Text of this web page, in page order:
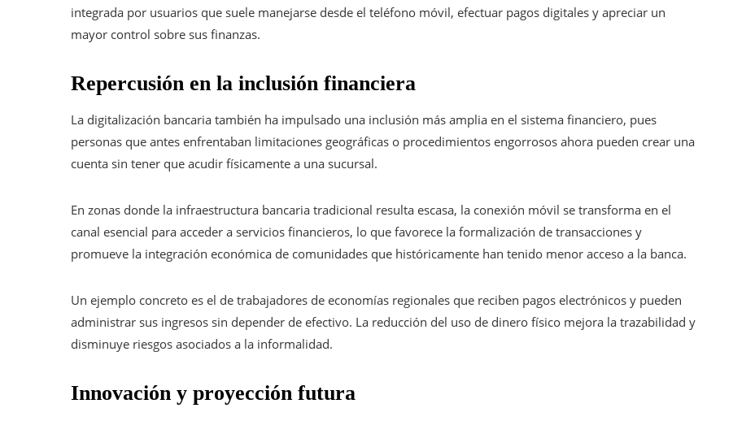
integrada por usuarios que suele manejarse desde el teléfono móvil, efectuar pagos digitales y apreciar un
mayor control sobre sus finanzas.
Repercusión en la inclusión financiera
La digitalización bancaria también ha impulsado una inclusión más amplia en el sistema financiero, pues
personas que antes enfrentaban limitaciones geográficas o procedimientos engorrosos ahora pueden crear una
cuenta sin tener que acudir físicamente a una sucursal.
En zonas donde la infraestructura bancaria tradicional resulta escasa, la conexión móvil se transforma en el
canal esencial para acceder a servicios financieros, lo que favorece la formalización de transacciones y
promueve la integración económica de comunidades que históricamente han tenido menor acceso a la banca.
Un ejemplo concreto es el de trabajadores de economías regionales que reciben pagos electrónicos y pueden
administrar sus ingresos sin depender de efectivo. La reducción del uso de dinero físico mejora la trazabilidad y
disminuye riesgos asociados a la informalidad.
Innovación y proyección futura